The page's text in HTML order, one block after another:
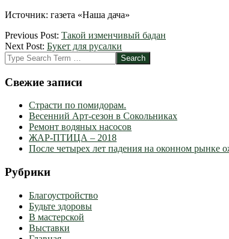
Источник: газета «Наша дача»
2012-
04-
04
Previous Post: Такой изменчивый бадан
Next Post: Букет для русалки
Search
Свежие записи
Страсти по помидорам.
Весенний Арт-сезон в Сокольниках
Ремонт водяных насосов
ЖАР-ПТИЦА – 2018
После четырех лет падения на оконном рынке
Рубрики
Благоустройство
Будьте здоровы
В мастерской
Выставки